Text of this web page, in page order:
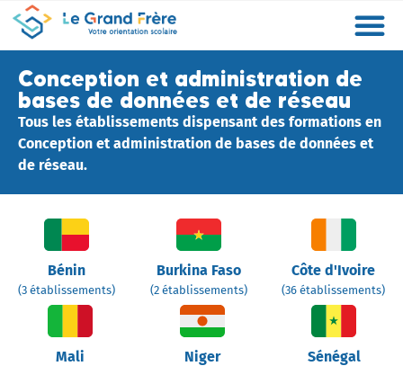
Conception et administration de
bases de données et de réseau
Tous les établissements dispensant des formations en
Conception et administration de bases de données et
de réseau.
Bénin
(3 établissements)
Burkina Faso
(2 établissements)
Côte d'Ivoire
(36 établissements)
Mali Niger Sénégal